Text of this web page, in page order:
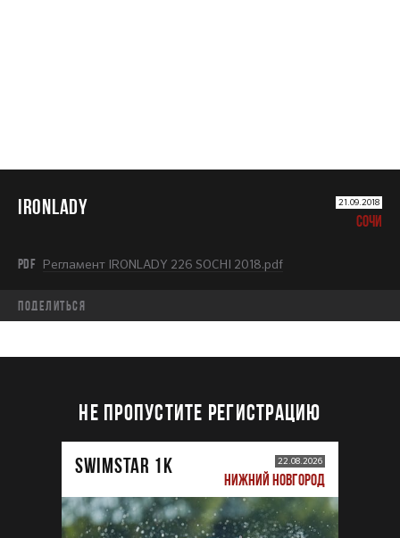
IRONLADY 21.09.2018
СОЧИ
PDF Регламент IRONLADY 226 SOCHI 2018.pdf
Поделиться
НЕ ПРОПУСТИТЕ РЕГИСТРАЦИЮ
SWIMSTAR 1K 22.08.2026
НИЖНИЙ НОВГОРОД